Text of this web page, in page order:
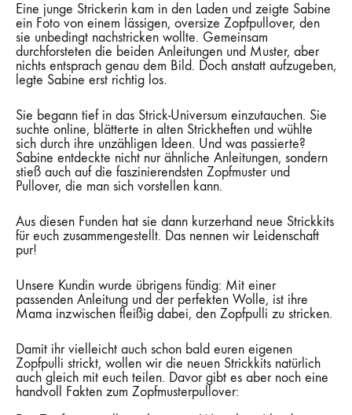
Eine junge Strickerin kam in den Laden und zeigte Sabine
ein Foto von einem lässigen, oversize Zopfpullover, den
sie unbedingt nachstricken wollte. Gemeinsam
durchforsteten die beiden Anleitungen und Muster, aber
nichts entsprach genau dem Bild. Doch anstatt aufzugeben,
legte Sabine erst richtig los.
Sie begann tief in das Strick-Universum einzutauchen. Sie
suchte online, blätterte in alten Strickheften und wühlte
sich durch ihre unzähligen Ideen. Und was passierte?
Sabine entdeckte nicht nur ähnliche Anleitungen, sondern
stieß auch auf die faszinierendsten Zopfmuster und
Pullover, die man sich vorstellen kann.
Aus diesen Funden hat sie dann kurzerhand neue Strickkits
für euch zusammengestellt. Das nennen wir Leidenschaft
pur!
Unsere Kundin wurde übrigens fündig: Mit einer
passenden Anleitung und der perfekten Wolle, ist ihre
Mama inzwischen fleißig dabei, den Zopfpulli zu stricken.
Damit ihr vielleicht auch schon bald euren eigenen
Zopfpulli strickt, wollen wir die neuen Strickkits natürlich
auch gleich mit euch teilen. Davor gibt es aber noch eine
handvoll Fakten zum Zopfmusterpullover: